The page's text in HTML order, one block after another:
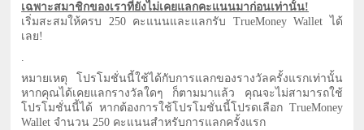
เฉพาะสมาชิกของเราที่ยังไม่เคยแลกคะแนนมาก่อนเท่านั้น!
เริ่มสะสมให้ครบ 250 คะแนนและแลกรับ TrueMoney Wallet ได้
เลย!
.
หมายเหตุ โปรโมชั่นนี้ใช้ได้กับการแลกของรางวัลครั้งแรกเท่านั้น
หากคุณได้เคยแลกรางวัลใดๆ ก็ตามมาแล้ว คุณจะไม่สามารถใช้
โปรโมชั่นนี้ได้ หากต้องการใช้โปรโมชั่นนี้โปรดเลือก TrueMoney
Wallet จำนวน 250 คะแนนสำหรับการแลกครั้งแรก